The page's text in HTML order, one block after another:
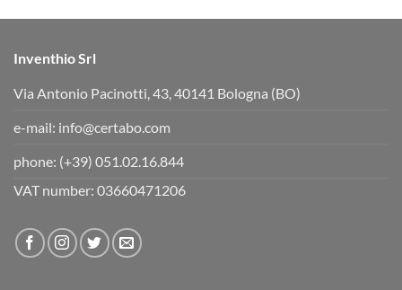
Inventhio Srl
Via Antonio Pacinotti, 43, 40141 Bologna (BO)
e-mail: info@certabo.com
phone: (+39) 051.02.16.844
VAT number: 03660471206